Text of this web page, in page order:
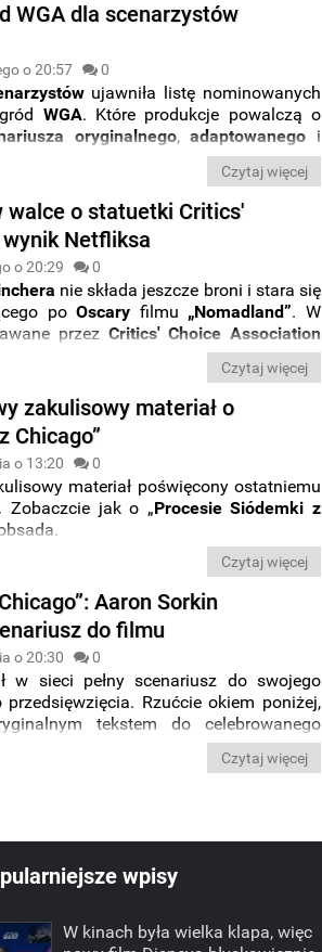
WGA dla scenarzystów
o 20:57 0
ujawniła listę nominowanych
WGA. Które produkcje powalczą o
oryginalnego,adaptowanego i
Czytaj więcej
walce o statuetki Critics'
Netfliksa
o 20:29 0
nie składa jeszcze broni i stara się
poOscary filmu „Nomadland”. W
przez Critics' Choice Association
Obywatela Kane'a”
. Poznajcie wszystkich nominowanych.
Czytaj więcej
zakulisowy materiał o
Chicago”
o 13:20 0
materiał poświęcony ostatniemu
Zobaczcie jak o „Procesie Siódemki z
Czytaj więcej
Aaron Sorkin
do filmu
o 20:30 0
w sieci pełny scenariusz do swojego
przedsięwzięcia. Rzućcie okiem poniżej,
tekstem do celebrowanego
” i prześledzić jak oryginalny tekst ma
Czytaj więcej
wpisy
W kinach była wielka klapa, więc